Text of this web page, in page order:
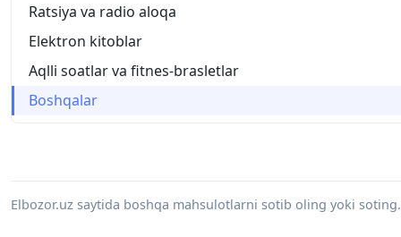
Ratsiya va radio aloqa
Elektron kitoblar
Aqlli soatlar va fitnes-brasletlar
Boshqalar
Elbozor.uz saytida boshqa mahsulotlarni sotib oling yoki